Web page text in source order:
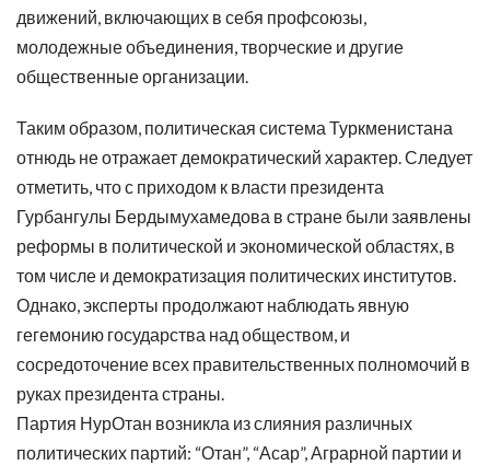
движений, включающих в себя профсоюзы,
молодежные объединения, творческие и другие
общественные организации.
Таким образом, политическая система Туркменистана
отнюдь не отражает демократический характер. Следует
отметить, что с приходом к власти президента
Гурбангулы Бердымухамедова в стране были заявлены
реформы в политической и экономической областях, в
том числе и демократизация политических институтов.
Однако, эксперты продолжают наблюдать явную
гегемонию государства над обществом, и
сосредоточение всех правительственных полномочий в
руках президента страны.
Партия НурОтан возникла из слияния различных
политических партий: “Отан”, “Асар”, Аграрной партии и